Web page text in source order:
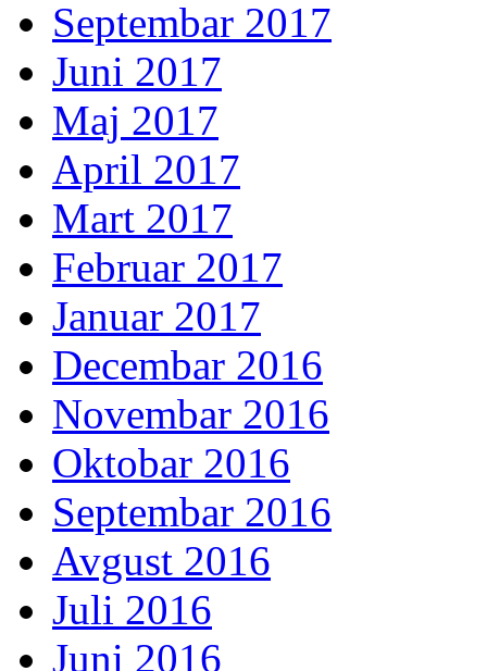
Septembar 2017
Juni 2017
Maj 2017
April 2017
Mart 2017
Februar 2017
Januar 2017
Decembar 2016
Novembar 2016
Oktobar 2016
Septembar 2016
Avgust 2016
Juli 2016
Juni 2016